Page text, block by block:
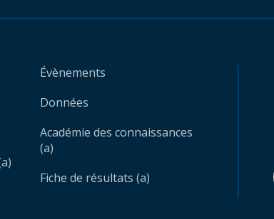
Évènements
Données
Académie des connaissances
(a)
Fiche de résultats (a)